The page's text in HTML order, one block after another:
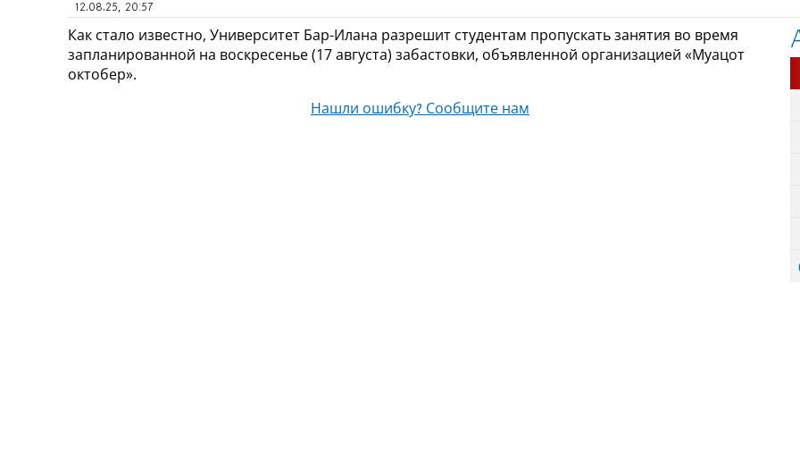
12.08.25, 20:57
Как стало известно, Университет Бар-Илана разрешит студентам пропускать занятия во время
запланированной на воскресенье (17 августа) забастовки, объявленной организацией «Муацот
октобер».
Нашли ошибку? Сообщите нам